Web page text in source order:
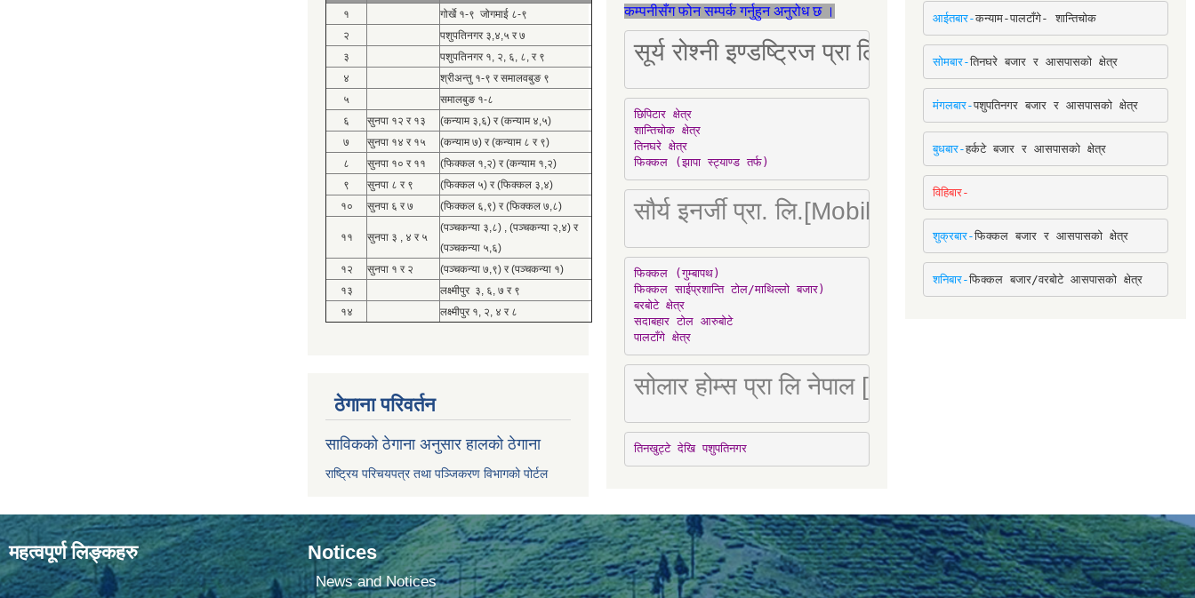
१
गोर्खे १-९ जोगमाई ८-९
२
पशुपतिनगर ३,४,५ र ७
३
पशुपतिनगर १, २, ६, ८, र ९
४
श्रीअन्तु १-९ र समालवबुङ ९
५
समालबुङ १-८
६
सुनपा १२ र १३
(कन्याम ३,६) र (कन्याम ४,५)
७
सुनपा १४ र १५
(कन्याम ७) र (कन्याम ८ र ९)
८
सुनपा १० र ११
(फिक्कल १,२) र (कन्याम १,२)
९
सुनपा ८ र ९
(फिक्कल ५) र (फिक्कल ३,४)
१०
सुनपा ६ र ७ (फिक्कल ६,९) र (फिक्कल ७,८)
११ सुनपा ३ , ४ र ५
(पञ्चकन्या ३,८) , (पञ्चकन्या २,४) र
(पञ्चकन्या ५,६)
१२
सुनपा १ र २
(पञ्चकन्या ७,९) र (पञ्चकन्या १)
१३
लक्ष्मीपुर ३, ६, ७ र ९
१४
लक्ष्मीपुर १, २, ४ र ८
ठेगाना परिवर्तन
साविकको ठेगाना अनुसार हालको ठेगाना
राष्ट्रिय परिचयपत्र तथा पञ्जिकरण विभागको पोर्टल
कम्पनीसँग फोन सम्पर्क गर्नुहुन अनुरोध छ ।
सूर्य रोश्नी इण्डष्ट्रिज प्रा लि [Mobile: 9851034034]
छिपिटार क्षेत्र
शान्तिचोक क्षेत्र
तिनघरे क्षेत्र
फिक्कल (झापा स्ट्याण्ड तर्फ)
सौर्य इनर्जी प्रा. लि.[Mobile : 9842780266]
फिक्कल (गुम्बापथ)
फिक्कल साईप्रशान्ति टोल/माथिल्लो बजार)
बरबोटे क्षेत्र
सदाबहार टोल आरुबोटे
पालटाँगे क्षेत्र
सोलार होम्स प्रा लि नेपाल [Mobile : 9851066274]
तिनखुट्टे देखि पशुपतिनगर
आईतबार-कन्याम-पालटाँगे- शान्तिचोक
सोमबार-तिनघरे बजार र आसपासको क्षेत्र
मंगलबार-पशुपतिनगर बजार र आसपासको क्षेत्र
बुधबार-हर्कटे बजार र आसपासको क्षेत्र
विहिबार-
शुक्रबार-फिक्कल बजार र आसपासको क्षेत्र
शनिबार-फिक्कल बजार/वरबोटे आसपासको क्षेत्र
महत्वपूर्ण लिङ्कहरु Notices
News and Notices